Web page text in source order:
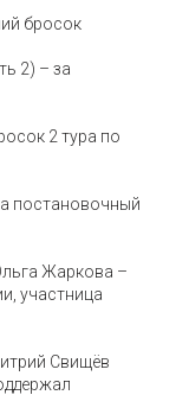
бросок
2) – за
2 тура по
постановочный
Жаркова –
участница
Свищёв